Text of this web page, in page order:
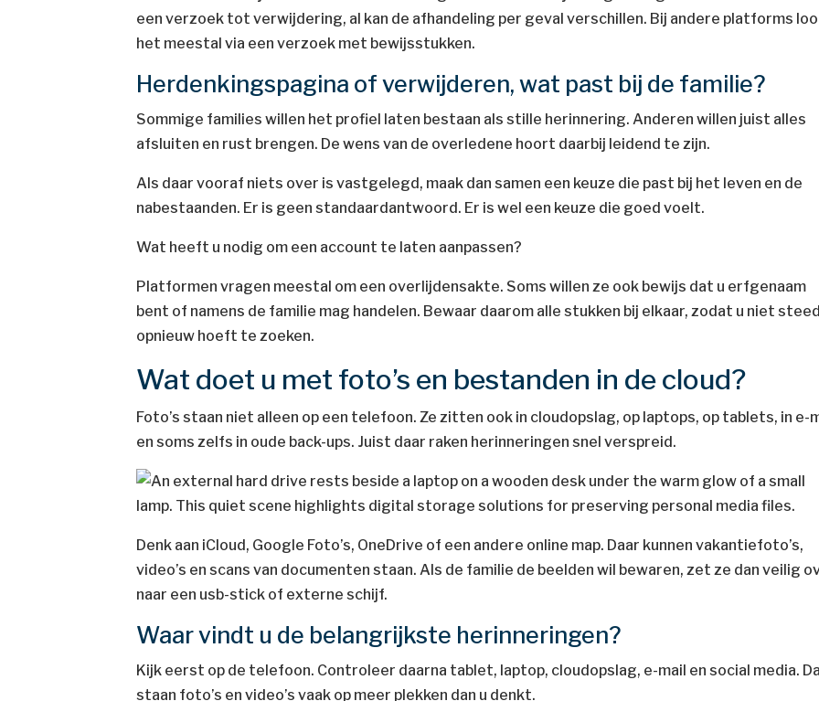
een verzoek tot verwijdering, al kan de afhandeling per geval verschillen. Bij andere platforms
het meestal via een verzoek met bewijsstukken.
Herdenkingspagina of verwijderen, wat past bij de familie?
Sommige families willen het profiel laten bestaan als stille herinnering. Anderen willen juist alles
afsluiten en rust brengen. De wens van de overledene hoort daarbij leidend te zijn.
Als daar vooraf niets over is vastgelegd, maak dan samen een keuze die past bij het leven en de
nabestaanden. Er is geen standaardantwoord. Er is wel een keuze die goed voelt.
Wat heeft u nodig om een account te laten aanpassen?
Platformen vragen meestal om een overlijdensakte. Soms willen ze ook bewijs dat u erfgenaam
bent of namens de familie mag handelen. Bewaar daarom alle stukken bij elkaar, zodat u niet
opnieuw hoeft te zoeken.
Wat doet u met foto’s en bestanden in de cloud?
Foto’s staan niet alleen op een telefoon. Ze zitten ook in cloudopslag, op laptops, op tablets, in e-
en soms zelfs in oude back-ups. Juist daar raken herinneringen snel verspreid.
Denk aan iCloud, Google Foto’s, OneDrive of een andere online map. Daar kunnen vakantiefoto’s,
video’s en scans van documenten staan. Als de familie de beelden wil bewaren, zet ze dan veilig
naar een usb-stick of externe schijf.
Waar vindt u de belangrijkste herinneringen?
Kijk eerst op de telefoon. Controleer daarna tablet, laptop, cloudopslag, e-mail en social media.
staan foto’s en video’s vaak op meer plekken dan u denkt.